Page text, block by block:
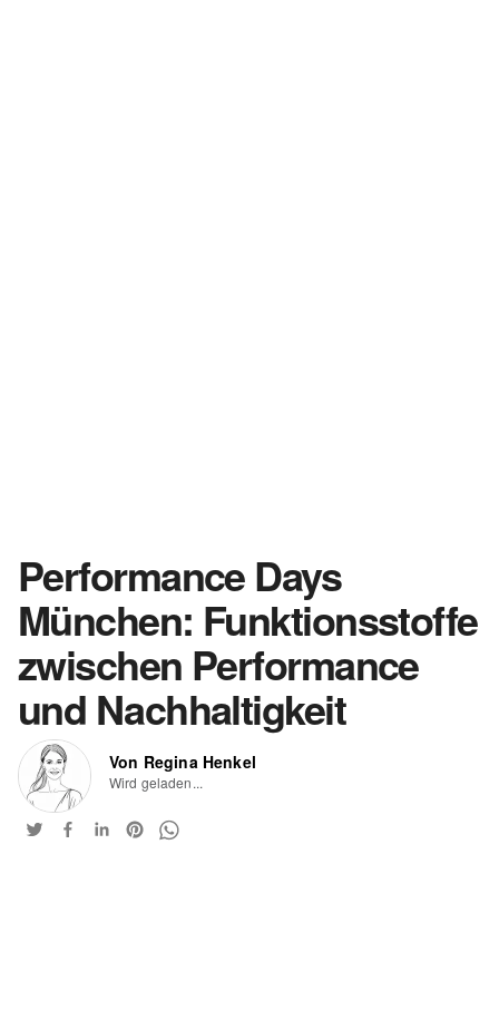
Performance Days
München: Funktionsstoffe
zwischen Performance
und Nachhaltigkeit
Von Regina Henkel
Wird geladen...